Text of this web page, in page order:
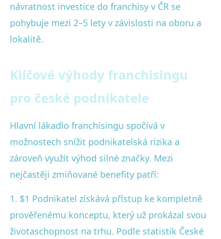
návratnost investice do franchisy v ČR se
pohybuje mezi 2–5 lety v závislosti na oboru a
lokalitě.
Klíčové výhody franchisingu
pro české podnikatele
Hlavní lákadlo franchisingu spočívá v
možnostech snížit podnikatelská rizika a
zároveň využít výhod silné značky. Mezi
nejčastěji zmiňované benefity patří:
1. $1 Podnikatel získává přístup ke kompletně
prověřenému konceptu, který už prokázal svou
životaschopnost na trhu. Podle statistik České